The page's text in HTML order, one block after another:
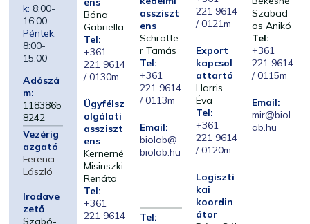
k: 8:00-
16:00
Péntek:
8:00-
15:00
Adószá
m:
1183865
8242
Vezérig
azgató
Ferenci
László
Irodave
zető
Szabó-
Bóna
Gabriella
Tel:
+361
221 9614
/ 0130m
Ügyfélsz
olgálati
assziszt
ens
Kernerné
Misinszki
Renáta
Tel:
+361
221 9614
assziszt
ens
Schrötte
r Tamás
Tel:
+361
221 9614
/ 0113m
Email:
biolab@
biolab.hu
Tel:
221 9614
/ 0121m
Export
kapcsol
attartó
Harris
Éva
Tel:
+361
221 9614
/ 0120m
Logiszti
kai
koordin
átor
Szabad
os Anikó
Tel:
+361
221 9614
/ 0115m
Email:
mir@biol
ab.hu